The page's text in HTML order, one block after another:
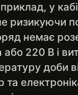
у
ризикуючи
немає
220 В і
доби
та